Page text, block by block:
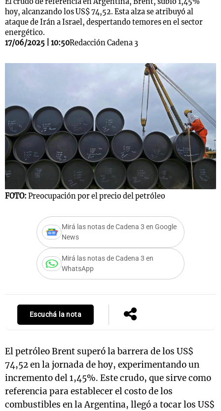
hoy, alcanzando los US$ 74,52. Esta alza se atribuyó al
ataque de Irán a Israel, despertando temores en el sector
energético.
17/06/2025 | 10:50Redacción Cadena 3
FOTO: Preocupación por el precio del petróleo
Mirá las notas de Cadena 3 en Google
News
Mirá las notas de Cadena 3 en
WhatsApp
Escuchá la nota
El petróleo Brent superó la barrera de los US$
74,52 en la jornada de hoy, experimentando un
incremento del 1,45%. Este crudo, que sirve como
referencia para establecer el costo de los
combustibles en la Argentina, llegó a tocar los US$
Notas
Mundial 2026
Notas
Cadena 3